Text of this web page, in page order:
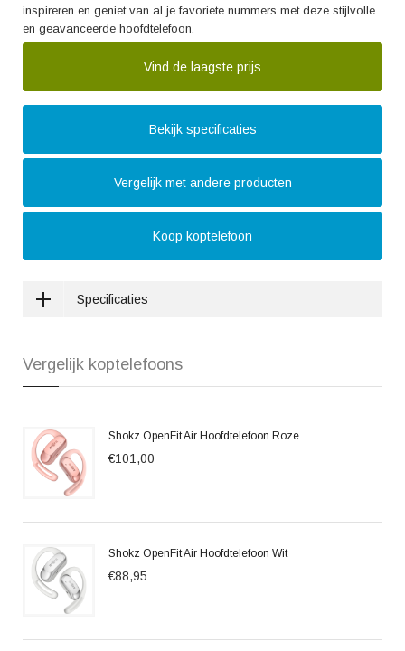
inspireren en geniet van al je favoriete nummers met deze stijlvolle
en geavanceerde hoofdtelefoon.
Vind de laagste prijs
Bekijk specificaties
Vergelijk met andere producten
Koop koptelefoon
Specificaties
Vergelijk koptelefoons
Shokz OpenFit Air Hoofdtelefoon Roze
€101,00
Shokz OpenFit Air Hoofdtelefoon Wit
€88,95